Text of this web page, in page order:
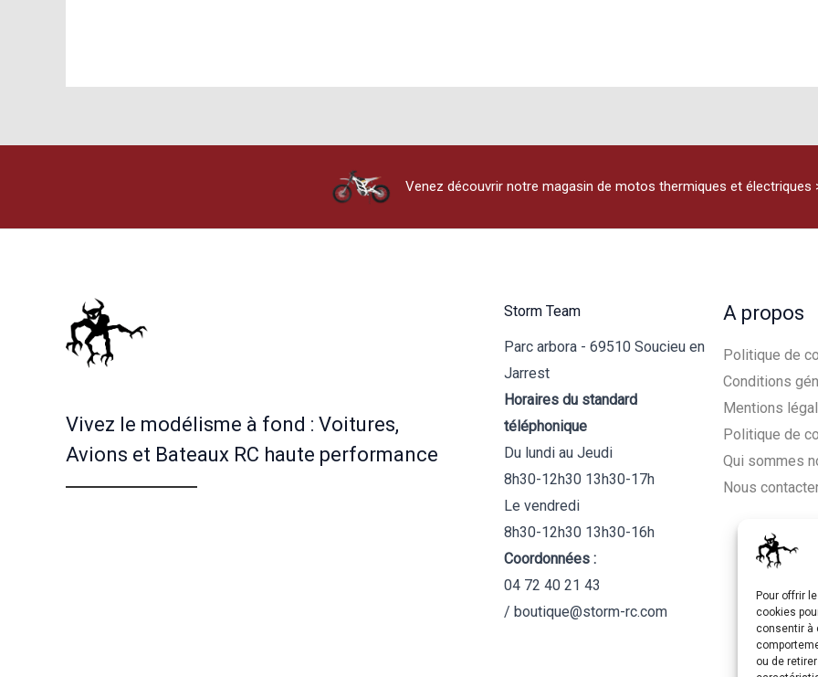
Pour offrir
cookies
consentir à
ou de
Venez découvrir notre magasin de motos thermiques et électriques
Vivez le modélisme à fond : Voitures,
Avions et Bateaux RC haute performance
Storm Team
Parc arbora - 69510 Soucieu en
Jarrest
Horaires du standard
téléphonique
Du lundi au Jeudi
8h30-12h30 13h30-17h
Le vendredi
8h30-12h30 13h30-16h
Coordonnées :
04 72 40 21 43
/ boutique@storm-rc.com
A propos
Politique de
Conditions
Mentions
Politique de
Qui sommes
Nous